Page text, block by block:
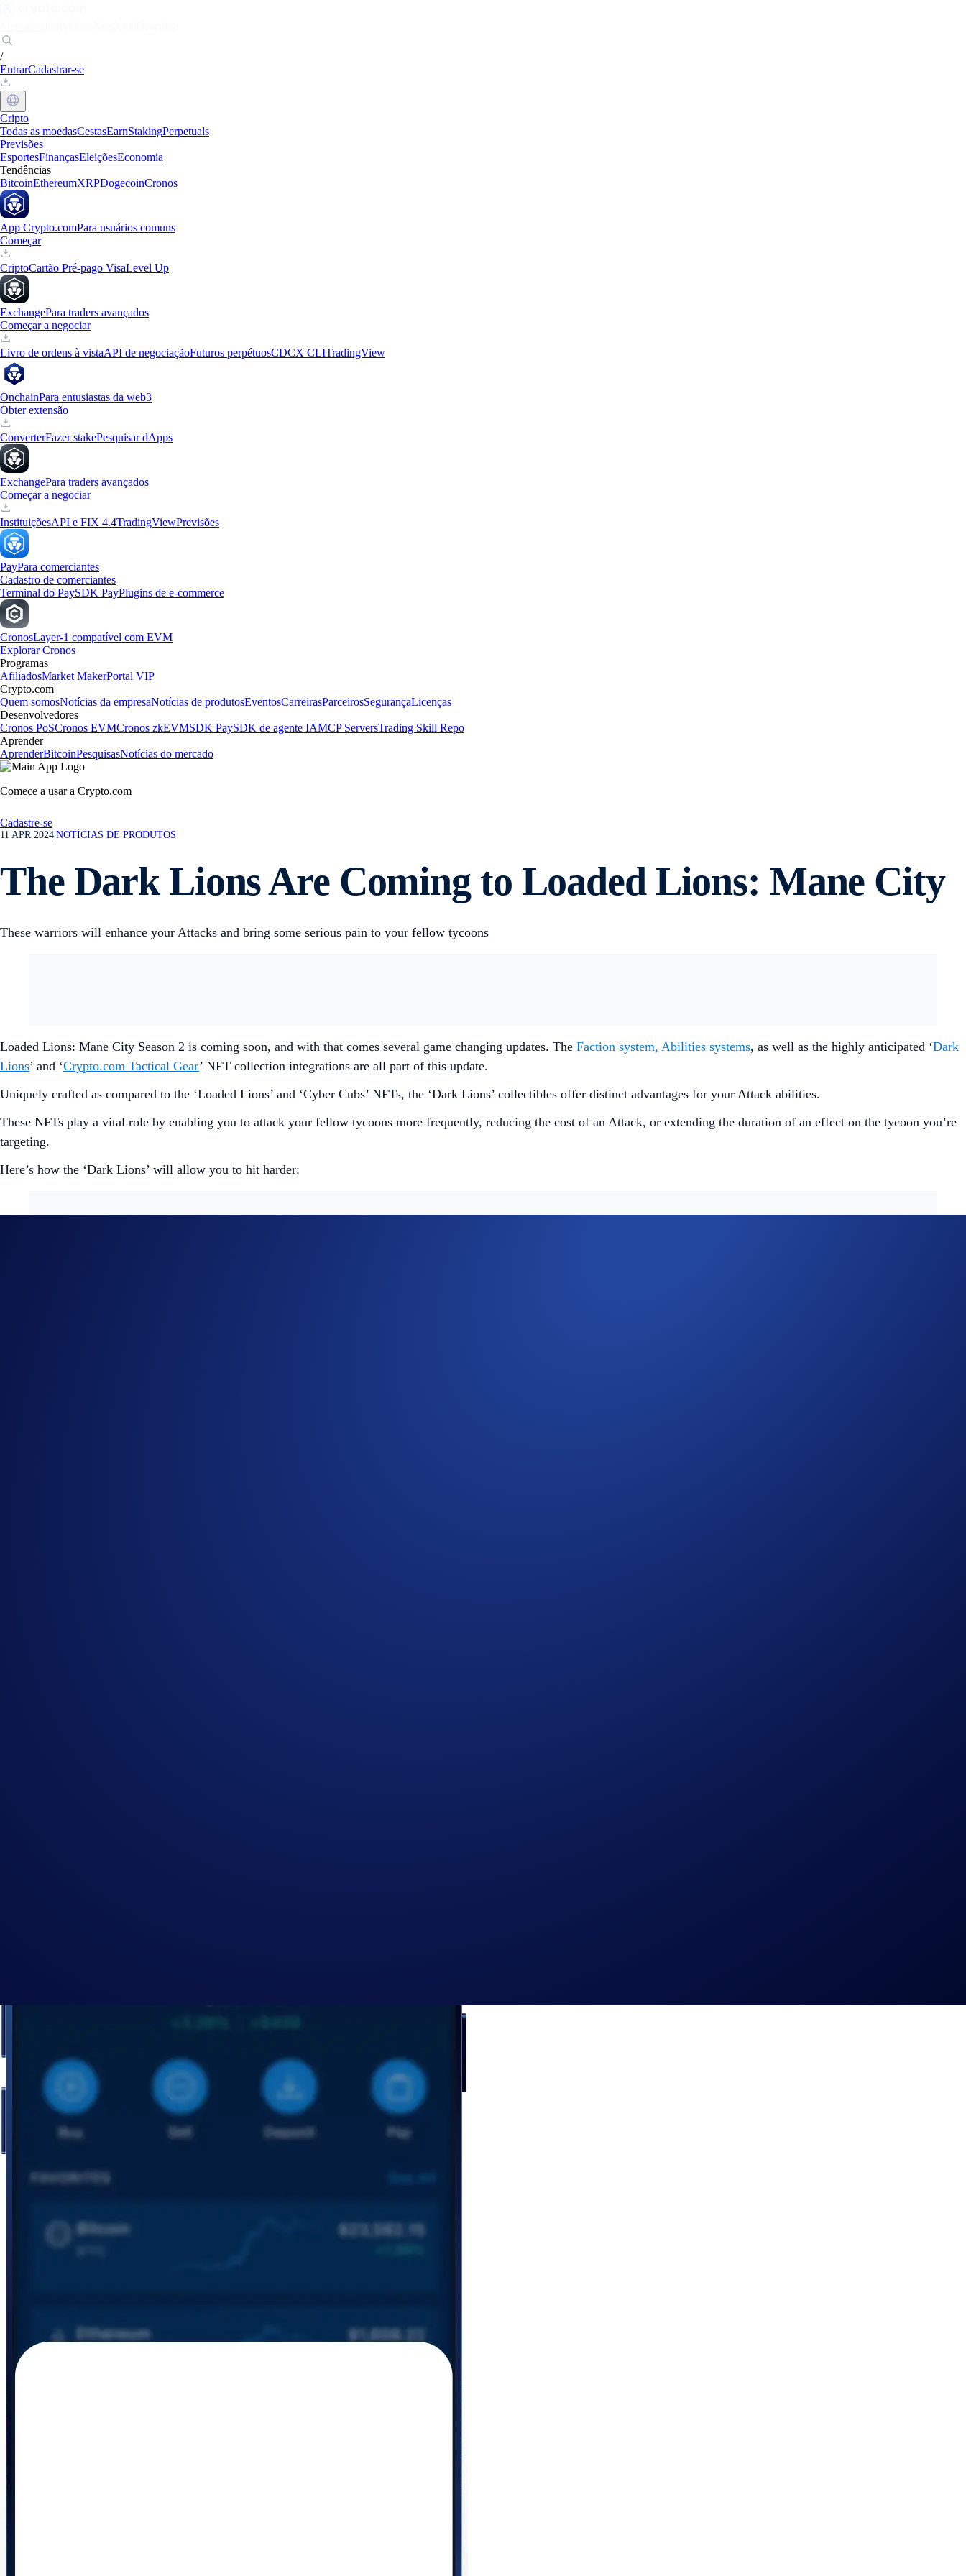
/
EntrarCadastrar-se
Cripto
Todas as moedasCestasEarnStakingPerpetuals
Previsões
EsportesFinançasEleiçõesEconomia
Tendências
BitcoinEthereumXRPDogecoinCronos
App Crypto.comPara usuários comuns
Começar
CriptoCartão Pré-pago VisaLevel Up
ExchangePara traders avançados
Começar a negociar
Livro de ordens à vistaAPI de negociaçãoFuturos perpétuosCDCX CLITradingView
OnchainPara entusiastas da web3
Obter extensão
ConverterFazer stakePesquisar dApps
ExchangePara traders avançados
Começar a negociar
InstituiçõesAPI e FIX 4.4TradingViewPrevisões
PayPara comerciantes
Cadastro de comerciantes
Terminal do PaySDK PayPlugins de e-commerce
CronosLayer-1 compatível com EVM
Explorar Cronos
Programas
AfiliadosMarket MakerPortal VIP
Crypto.com
Quem somosNotícias da empresaNotícias de produtosEventosCarreirasParceirosSegurançaLicenças
Desenvolvedores
Cronos PoSCronos EVMCronos zkEVMSDK PaySDK de agente IAMCP ServersTrading Skill Repo
Aprender
AprenderBitcoinPesquisasNotícias do mercado
Comece a usar a Crypto.com
Cadastre-se
11 APR 2024 NOTÍCIAS DE PRODUTOS
The Dark Lions Are Coming to Loaded Lions: Mane City
These warriors will enhance your Attacks and bring some serious pain to your fellow tycoons
Loaded Lions: Mane City Season 2 is coming soon, and with that comes several game changing updates. The Faction system, Abilities systems, as well as the highly anticipated ‘Dark
Lions’ and ‘Crypto.com Tactical Gear’ NFT collection integrations are all part of this update.
Uniquely crafted as compared to the ‘Loaded Lions’ and ‘Cyber Cubs’ NFTs, the ‘Dark Lions’ collectibles offer distinct advantages for your Attack abilities.
These NFTs play a vital role by enabling you to attack your fellow tycoons more frequently, reducing the cost of an Attack, or extending the duration of an effect on the tycoon you’re
targeting.
Here’s how the ‘Dark Lions’ will allow you to hit harder: